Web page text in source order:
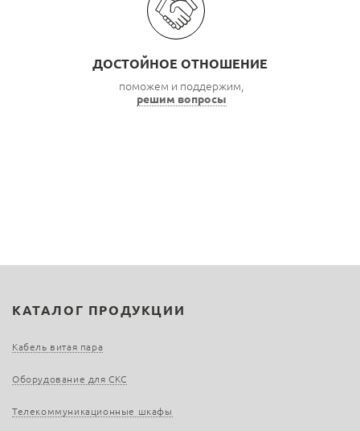
ДОСТОЙНОЕ ОТНОШЕНИЕ
поможем и поддержим,
решим вопросы
КАТАЛОГ ПРОДУКЦИИ
Кабель витая пара
Оборудование для СКС
Телекоммуникационные шкафы